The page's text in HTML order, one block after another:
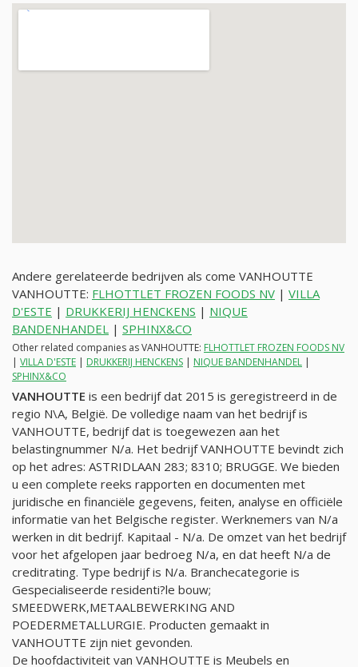
Andere gerelateerde bedrijven als come VANHOUTTE
VANHOUTTE: FLHOTTLET FROZEN FOODS NV | VILLA
D'ESTE | DRUKKERIJ HENCKENS | NIQUE
BANDENHANDEL | SPHINX&CO
Other related companies as VANHOUTTE: FLHOTTLET FROZEN FOODS NV
| VILLA D'ESTE | DRUKKERIJ HENCKENS | NIQUE BANDENHANDEL |
SPHINX&CO
VANHOUTTE is een bedrijf dat 2015 is geregistreerd in de
regio N\A, België. De volledige naam van het bedrijf is
VANHOUTTE, bedrijf dat is toegewezen aan het
belastingnummer N/a. Het bedrijf VANHOUTTE bevindt zich
op het adres: ASTRIDLAAN 283; 8310; BRUGGE. We bieden
u een complete reeks rapporten en documenten met
juridische en financiële gegevens, feiten, analyse en officiële
informatie van het Belgische register. Werknemers van N/a
werken in dit bedrijf. Kapitaal - N/a. De omzet van het bedrijf
voor het afgelopen jaar bedroeg N/a, en dat heeft N/a de
creditrating. Type bedrijf is N/a. Branchecategorie is
Gespecialiseerde residenti?le bouw;
SMEEDWERK,METAALBEWERKING AND
POEDERMETALLURGIE. Producten gemaakt in
VANHOUTTE zijn niet gevonden.
De hoofdactiviteit van VANHOUTTE is Meubels en